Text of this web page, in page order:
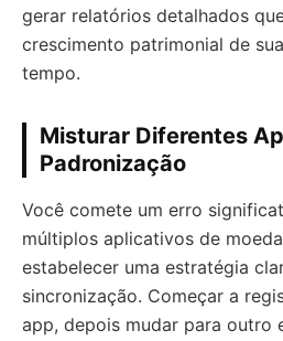
gerar relatórios detalhados
crescimento patrimonial de
tempo.
Misturar Diferentes
Padronização
Você comete um erro
múltiplos aplicativos de
estabelecer uma estratégia
sincronização. Começar a
app, depois mudar para outro